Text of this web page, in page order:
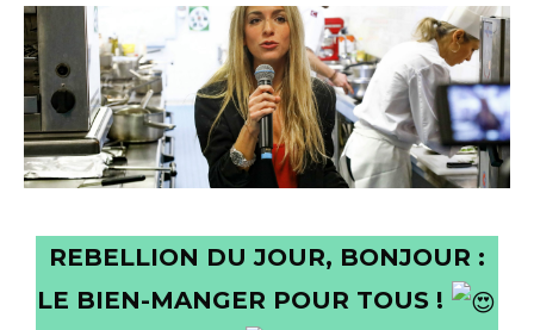
REBELLION DU JOUR, BONJOUR :
LE BIEN-MANGER POUR TOUS !